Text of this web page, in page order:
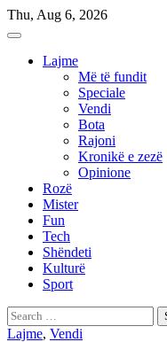
Skip
to
Thu, Aug 6, 2026
Lajme
Më të fundit
Speciale
Vendi
Bota
Rajoni
Kronikë e zezë
Opinione
Rozë
Mister
Fun
Tech
Shëndeti
Kulturë
Sport
Search
for:
Lajme, Vendi